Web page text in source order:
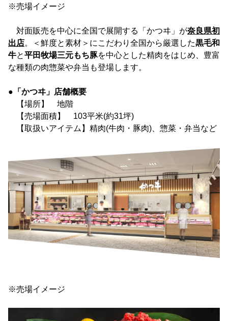
※売場イメージ
対面販売を中心に全国で展開する「かつヰ」が奈良県初
出店。＜鮮度と素材＞にこだわり全国から厳選した黒毛和
牛と平田牧場三元もち豚を中心とした精肉をはじめ、豊富
な種類の肉惣菜や弁当も登場します。
●「かつヰ」店舗概要
【場所】 地階
【売場面積】 103平米(約31坪)
【取扱いアイテム】精肉(牛肉・豚肉)、惣菜・弁当など
※売場イメージ